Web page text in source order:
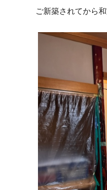
ご新築されてから